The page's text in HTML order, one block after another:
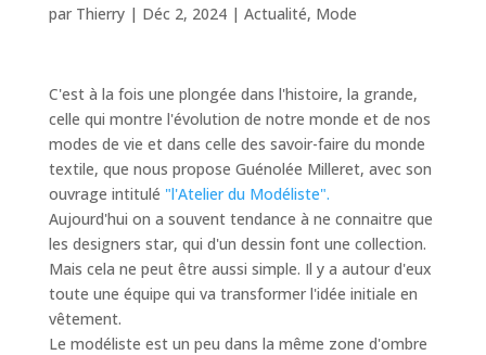
par Thierry| Déc 2, 2024| Actualité, Mode
C'est à la fois une plongée dans l'histoire, la grande,
celle qui montre l'évolution de notre monde et de nos
modes de vie et dans celle des savoir-faire du monde
textile, que nous propose Guénolée Milleret, avec son
ouvrage intitulé "l'Atelier du Modéliste".
Aujourd'hui on a souvent tendance à ne connaitre que
les designers star, qui d'un dessin font une collection.
Mais cela ne peut être aussi simple. Il y a autour d'eux
toute une équipe qui va transformer l'idée initiale en
vêtement.
Le modéliste est un peu dans la même zone d'ombre